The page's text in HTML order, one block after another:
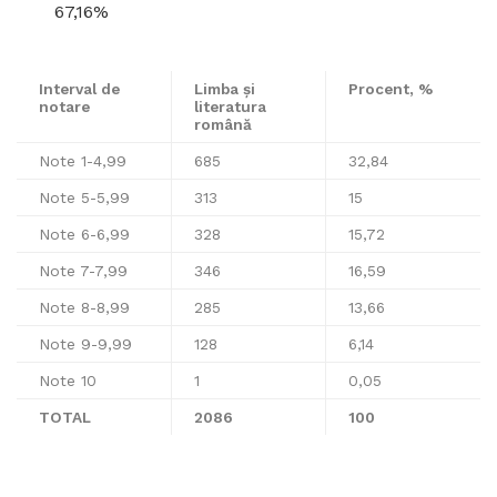
67,16%
Interval de
notare
Limba și
literatura
română
Procent, %
Note 1-4,99 685 32,84
Note 5-5,99 313 15
Note 6-6,99 328 15,72
Note 7-7,99 346 16,59
Note 8-8,99 285 13,66
Note 9-9,99 128 6,14
Note 10 1 0,05
TOTAL 2086 100